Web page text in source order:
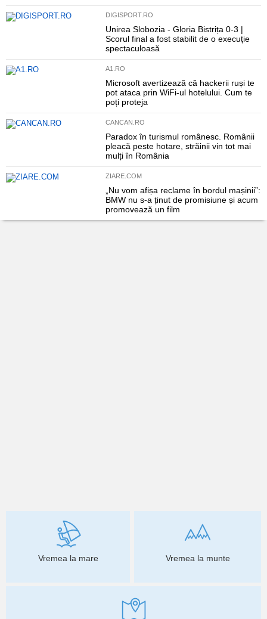
DIGISPORT.RO
Unirea Slobozia - Gloria Bistrița 0-3 |
Scorul final a fost stabilit de o execuție
spectaculoasă
A1.RO
Microsoft avertizează că hackerii ruși te
pot ataca prin WiFi-ul hotelului. Cum te
poți proteja
CANCAN.RO
Paradox în turismul românesc. Românii
pleacă peste hotare, străinii vin tot mai
mulți în România
ZIARE.COM
„Nu vom afișa reclame în bordul mașinii”:
BMW nu s-a ținut de promisiune și acum
promovează un film
Vremea la mare Vremea la munte